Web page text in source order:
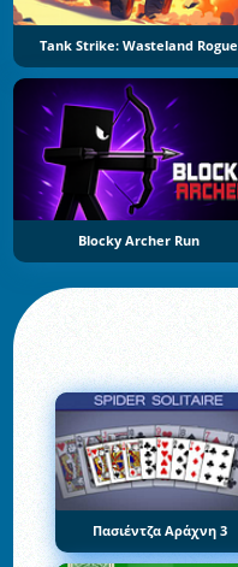
Tank Strike: Wasteland Rogue
Blocky Archer Run
Πασιέντζα Αράχνη 3